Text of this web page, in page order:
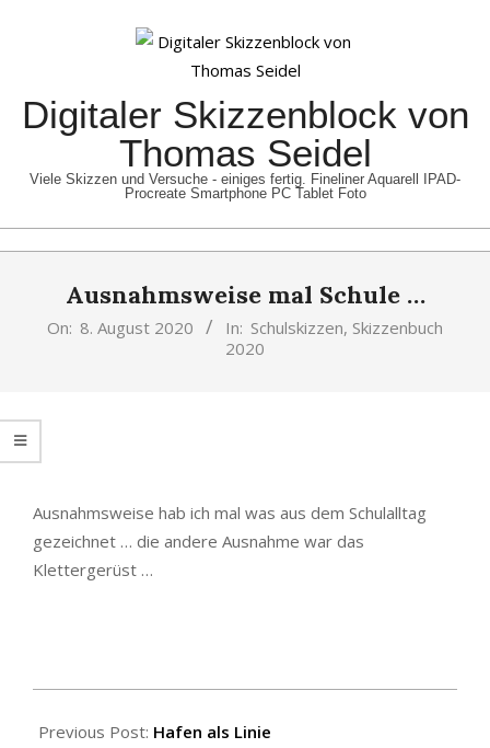
Digitaler Skizzenblock von
Thomas Seidel
Viele Skizzen und Versuche - einiges fertig. Fineliner Aquarell IPAD-
Procreate Smartphone PC Tablet Foto
NavigationAusnahmsweise mal Schule …
On: 8. August 2020 In: Schulskizzen, Skizzenbuch
2020
Ausnahmsweise hab ich mal was aus dem Schulalltag
gezeichnet … die andere Ausnahme war das
Klettergerüst …
08-
Previous Post: Hafen als Linie